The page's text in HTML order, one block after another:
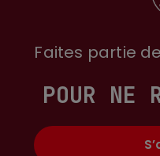
Faites partie
POUR NE